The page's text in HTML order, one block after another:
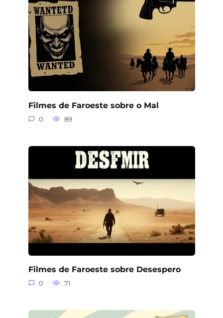
Filmes de Faroeste sobre o Mal
0 89
Filmes de Faroeste sobre Desespero
0 71